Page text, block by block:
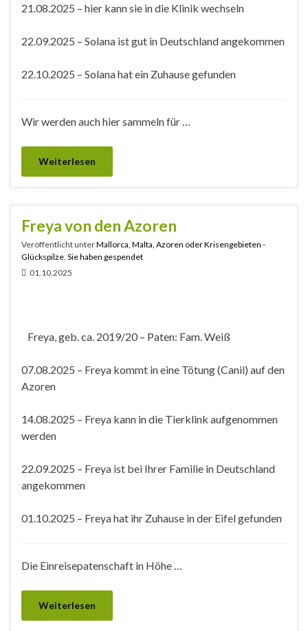
21.08.2025 – hier kann sie in die Klinik wechseln
22.09.2025 – Solana ist gut in Deutschland angekommen
22.10.2025 – Solana hat ein Zuhause gefunden
Wir werden auch hier sammeln für …
Weiterlesen
Freya von den Azoren
Veröffentlicht unterMallorca, Malta, Azoren oder Krisengebieten -
Glückspilze Sie haben gespendet
01.10.2025
Freya, geb. ca. 2019/20 – Paten: Fam. Weiß
07.08.2025 – Freya kommt in eine Tötung (Canil) auf den
Azoren
14.08.2025 – Freya kann in die Tierklink aufgenommen
werden
22.09.2025 – Freya ist bei Ihrer Familie in Deutschland
angekommen
01.10.2025 – Freya hat ihr Zuhause in der Eifel gefunden
Die Einreisepatenschaft in Höhe …
Weiterlesen